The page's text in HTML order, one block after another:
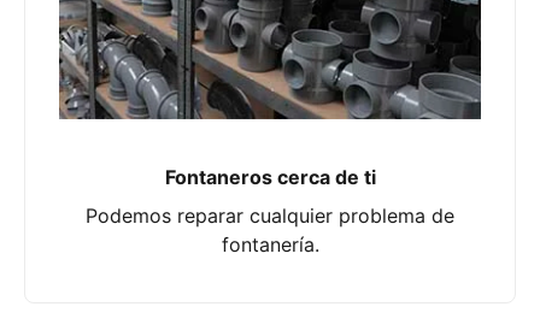
Fontaneros cerca de ti
Podemos reparar cualquier problema de
fontanería.